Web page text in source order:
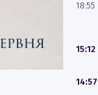
18:55
15:12
14:57